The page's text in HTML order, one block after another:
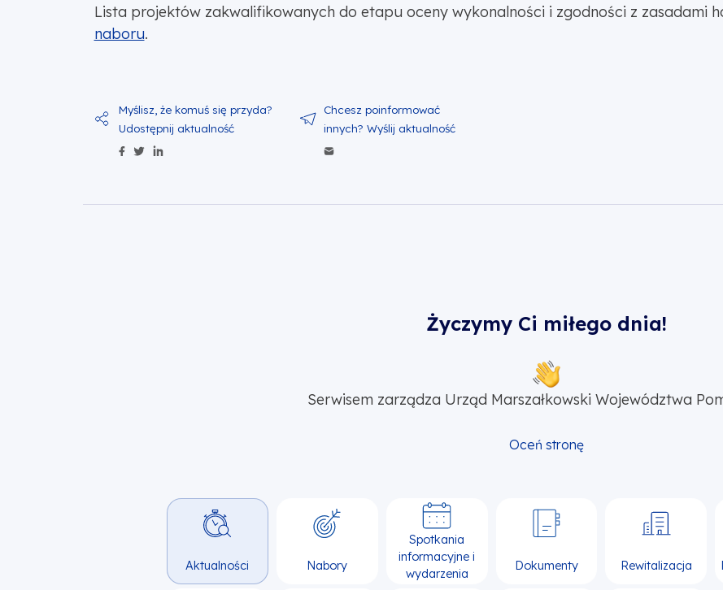
Lista projektów zakwalifikowanych do etapu oceny wykonalności i zgodności z zasadami
naboru.
Udostępnij zawartość na Facebook
Udostępnij zawartość na Twitter
Udostępnij zawartość na Linkedin
Życzymy Ci miłego dnia!
Serwisem zarządza Urząd Marszałkowski Województwa
Oceń stronę
Aktualności Nabory
Spotkania
informacyjne i
wydarzenia
Dokumenty Rewitalizacja